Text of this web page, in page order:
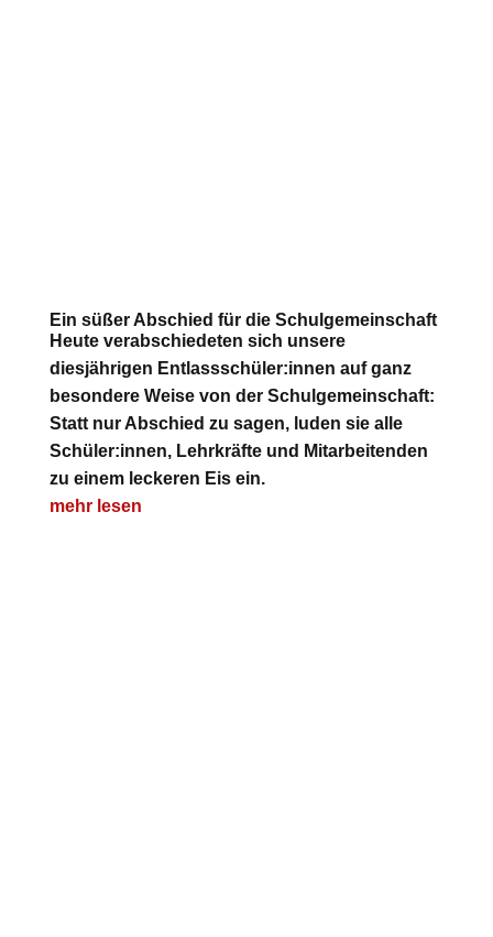
Ein süßer Abschied für die Schulgemeinschaft
Heute verabschiedeten sich unsere
diesjährigen Entlassschüler:innen auf ganz
besondere Weise von der Schulgemeinschaft:
Statt nur Abschied zu sagen, luden sie alle
Schüler:innen, Lehrkräfte und Mitarbeitenden
zu einem leckeren Eis ein.
mehr lesen